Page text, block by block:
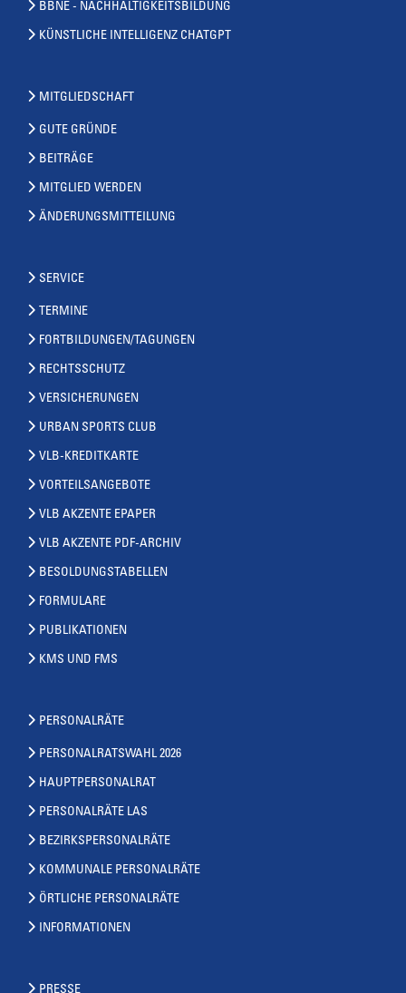
BBNE - NACHHALTIGKEITSBILDUNG
KÜNSTLICHE INTELLIGENZ CHATGPT
MITGLIEDSCHAFT
GUTE GRÜNDE
BEITRÄGE
MITGLIED WERDEN
ÄNDERUNGSMITTEILUNG
SERVICE
TERMINE
FORTBILDUNGEN/TAGUNGEN
RECHTSSCHUTZ
VERSICHERUNGEN
URBAN SPORTS CLUB
VLB-KREDITKARTE
VORTEILSANGEBOTE
VLB AKZENTE EPAPER
VLB AKZENTE PDF-ARCHIV
BESOLDUNGSTABELLEN
FORMULARE
PUBLIKATIONEN
KMS UND FMS
PERSONALRÄTE
PERSONALRATSWAHL 2026
HAUPTPERSONALRAT
PERSONALRÄTE LAS
BEZIRKSPERSONALRÄTE
KOMMUNALE PERSONALRÄTE
ÖRTLICHE PERSONALRÄTE
INFORMATIONEN